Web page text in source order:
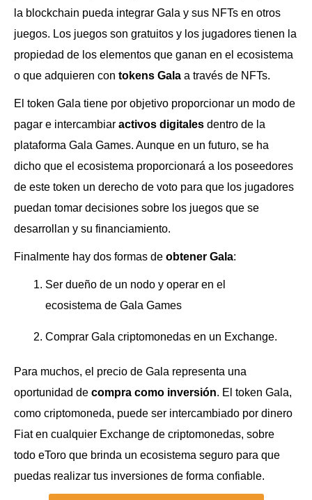
la blockchain pueda integrar Gala y sus NFTs en otros
juegos. Los juegos son gratuitos y los jugadores tienen la
propiedad de los elementos que ganan en el ecosistema
o que adquieren con tokens Gala a través de NFTs.
El token Gala tiene por objetivo proporcionar un modo de
pagar e intercambiar activos digitales dentro de la
plataforma Gala Games. Aunque en un futuro, se ha
dicho que el ecosistema proporcionará a los poseedores
de este token un derecho de voto para que los jugadores
puedan tomar decisiones sobre los juegos que se
desarrollan y su financiamiento.
Finalmente hay dos formas de obtener Gala:
Ser dueño de un nodo y operar en el
ecosistema de Gala Games
Comprar Gala criptomonedas en un Exchange.
Para muchos, el precio de Gala representa una
oportunidad de compra como inversión. El token Gala,
como criptomoneda, puede ser intercambiado por dinero
Fiat en cualquier Exchange de criptomonedas, sobre
todo eToro que brinda un ecosistema seguro para que
puedas realizar tus inversiones de forma confiable.